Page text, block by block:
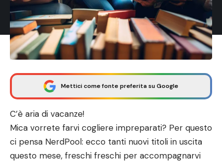
Mettici come fonte preferita su Google
C’è aria di vacanze!
Mica vorrete farvi cogliere impreparati? Per questo
ci pensa NerdPool: ecco tanti nuovi titoli in uscita
questo mese, freschi freschi per accompagnarvi